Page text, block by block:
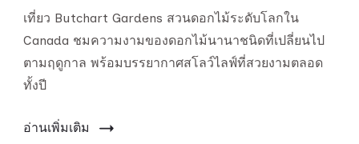
Gardens
สวน
ดอกไม้
ระดับ
แคนาดา
เที่ยว Butchart Gardens สวนดอกไม้ระดับโลกใน
Canada ชมความงามของดอกไม้นานาชนิดที่เปลี่ยนไป
ตามฤดูกาล พร้อมบรรยากาศสโลว์ไลฟ์ที่สวยงามตลอด
ทั้งปี
อ่านเพิ่มเติม